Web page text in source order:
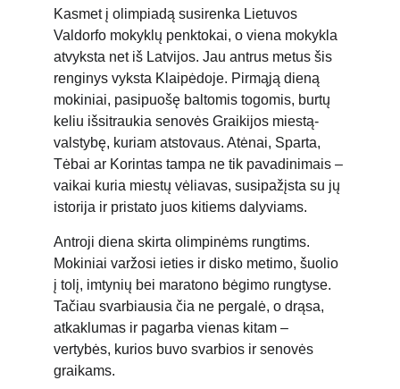
Kasmet į olimpiadą susirenka Lietuvos
Valdorfo mokyklų penktokai, o viena mokykla
atvyksta net iš Latvijos. Jau antrus metus šis
renginys vyksta Klaipėdoje. Pirmąją dieną
mokiniai, pasipuošę baltomis togomis, burtų
keliu išsitraukia senovės Graikijos miestą-
valstybę, kuriam atstovaus. Atėnai, Sparta,
Tėbai ar Korintas tampa ne tik pavadinimais –
vaikai kuria miestų vėliavas, susipažįsta su jų
istorija ir pristato juos kitiems dalyviams.
Antroji diena skirta olimpinėms rungtims.
Mokiniai varžosi ieties ir disko metimo, šuolio
į tolį, imtynių bei maratono bėgimo rungtyse.
Tačiau svarbiausia čia ne pergalė, o drąsa,
atkaklumas ir pagarba vienas kitam –
vertybės, kurios buvo svarbios ir senovės
graikams.